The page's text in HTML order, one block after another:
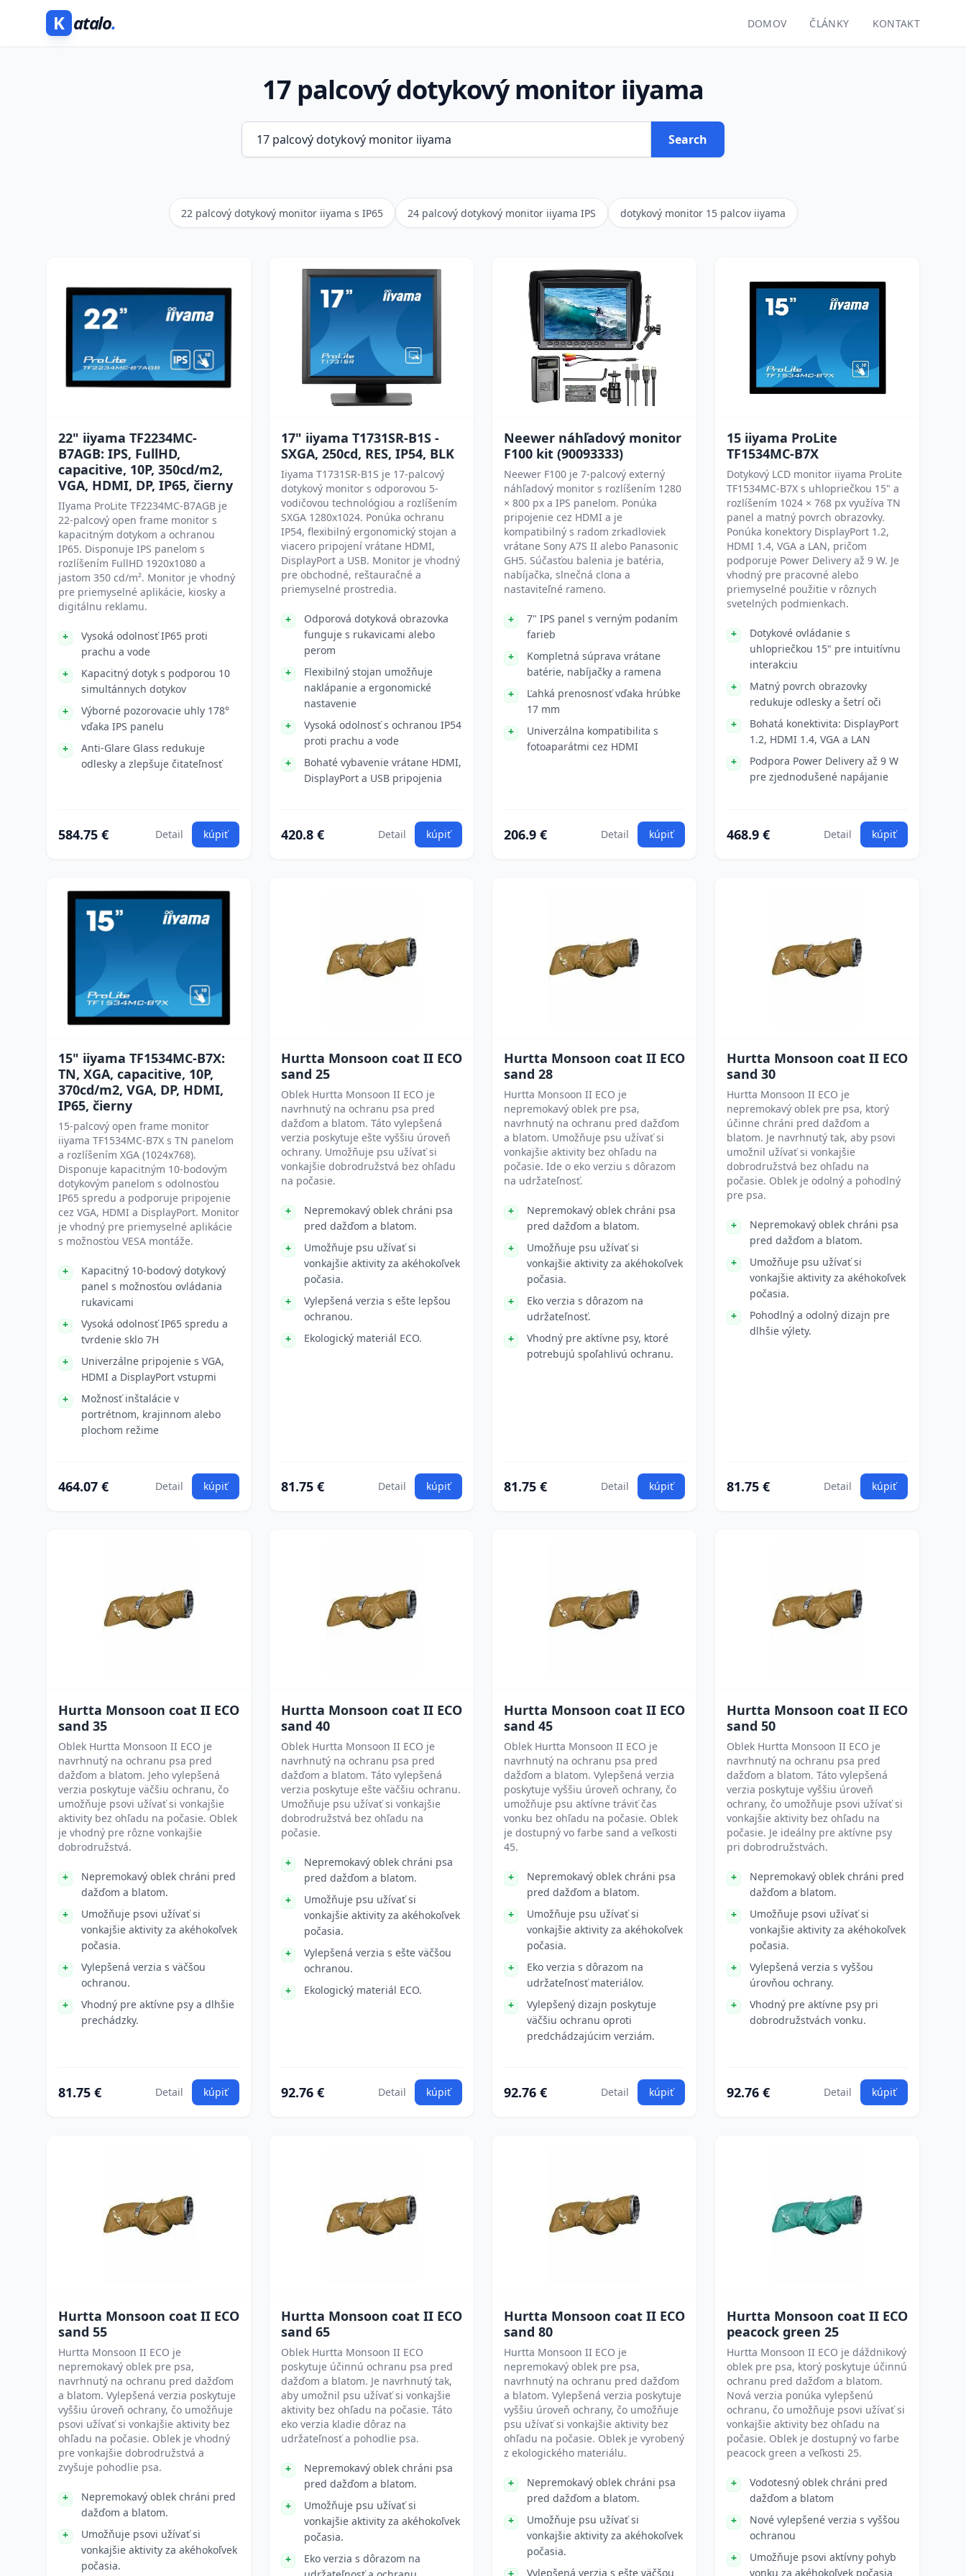
K atalo. DOMOV ČLÁNKY KONTAKT
17 palcový dotykový monitor iiyama
Search
22 palcový dotykový monitor iiyama s IP65 24 palcový dotykový monitor iiyama IPS dotykový monitor 15 palcov iiyama
22" iiyama TF2234MC-
B7AGB: IPS, FullHD,
capacitive, 10P, 350cd/m2,
VGA, HDMI, DP, IP65, čierny
IIyama ProLite TF2234MC-B7AGB je
22-palcový open frame monitor s
kapacitným dotykom a ochranou
IP65. Disponuje IPS panelom s
rozlíšením FullHD 1920x1080 a
jastom 350 cd/m². Monitor je vhodný
pre priemyselné aplikácie, kiosky a
digitálnu reklamu.
Vysoká odolnosť IP65 proti
prachu a vode
Kapacitný dotyk s podporou 10
simultánnych dotykov
Výborné pozorovacie uhly 178°
vďaka IPS panelu
Anti-Glare Glass redukuje
odlesky a zlepšuje čitateľnosť
584.75 € Detail kúpiť
17" iiyama T1731SR-B1S -
SXGA, 250cd, RES, IP54, BLK
Iiyama T1731SR-B1S je 17-palcový
dotykový monitor s odporovou 5-
vodičovou technológiou a rozlíšením
SXGA 1280x1024. Ponúka ochranu
IP54, flexibilný ergonomický stojan a
viacero pripojení vrátane HDMI,
DisplayPort a USB. Monitor je vhodný
pre obchodné, reštauračné a
priemyselné prostredia.
Odporová dotyková obrazovka
funguje s rukavicami alebo
perom
Flexibilný stojan umožňuje
naklápanie a ergonomické
nastavenie
Vysoká odolnosť s ochranou IP54
proti prachu a vode
Bohaté vybavenie vrátane HDMI,
DisplayPort a USB pripojenia
420.8 € Detail kúpiť
Neewer náhľadový monitor
F100 kit (90093333)
Neewer F100 je 7-palcový externý
náhľadový monitor s rozlíšením 1280
× 800 px a IPS panelom. Ponúka
pripojenie cez HDMI a je
kompatibilný s radom zrkadloviek
vrátane Sony A7S II alebo Panasonic
GH5. Súčasťou balenia je batéria,
nabíjačka, slnečná clona a
nastaviteľné rameno.
7" IPS panel s verným podaním
farieb
Kompletná súprava vrátane
batérie, nabíjačky a ramena
Ľahká prenosnosť vďaka hrúbke
17 mm
Univerzálna kompatibilita s
fotoaparátmi cez HDMI
206.9 € Detail kúpiť
15 iiyama ProLite
TF1534MC-B7X
Dotykový LCD monitor iiyama ProLite
TF1534MC-B7X s uhlopriečkou 15" a
rozlíšením 1024 × 768 px využíva TN
panel a matný povrch obrazovky.
Ponúka konektory DisplayPort 1.2,
HDMI 1.4, VGA a LAN, pričom
podporuje Power Delivery až 9 W. Je
vhodný pre pracovné alebo
priemyselné použitie v rôznych
svetelných podmienkach.
Dotykové ovládanie s
uhlopriečkou 15" pre intuitívnu
interakciu
Matný povrch obrazovky
redukuje odlesky a šetrí oči
Bohatá konektivita: DisplayPort
1.2, HDMI 1.4, VGA a LAN
Podpora Power Delivery až 9 W
pre zjednodušené napájanie
468.9 € Detail kúpiť
15" iiyama TF1534MC-B7X:
TN, XGA, capacitive, 10P,
370cd/m2, VGA, DP, HDMI,
IP65, čierny
15-palcový open frame monitor
iiyama TF1534MC-B7X s TN panelom
a rozlíšením XGA (1024x768).
Disponuje kapacitným 10-bodovým
dotykovým panelom s odolnosťou
IP65 spredu a podporuje pripojenie
cez VGA, HDMI a DisplayPort. Monitor
je vhodný pre priemyselné aplikácie
s možnosťou VESA montáže.
Kapacitný 10-bodový dotykový
panel s možnosťou ovládania
rukavicami
Vysoká odolnosť IP65 spredu a
tvrdenie sklo 7H
Univerzálne pripojenie s VGA,
HDMI a DisplayPort vstupmi
Možnosť inštalácie v
portrétnom, krajinnom alebo
plochom režime
464.07 € Detail kúpiť
Hurtta Monsoon coat II ECO
sand 25
Oblek Hurtta Monsoon II ECO je
navrhnutý na ochranu psa pred
dažďom a blatom. Táto vylepšená
verzia poskytuje ešte vyššiu úroveň
ochrany. Umožňuje psu užívať si
vonkajšie dobrodružstvá bez ohľadu
na počasie.
Nepremokavý oblek chráni psa
pred dažďom a blatom.
Umožňuje psu užívať si
vonkajšie aktivity za akéhokoľvek
počasia.
Vylepšená verzia s ešte lepšou
ochranou.
Ekologický materiál ECO.
81.75 € Detail kúpiť
Hurtta Monsoon coat II ECO
sand 28
Hurtta Monsoon II ECO je
nepremokavý oblek pre psa,
navrhnutý na ochranu pred dažďom
a blatom. Umožňuje psu užívať si
vonkajšie aktivity bez ohľadu na
počasie. Ide o eko verziu s dôrazom
na udržateľnosť.
Nepremokavý oblek chráni psa
pred dažďom a blatom.
Umožňuje psu užívať si
vonkajšie aktivity za akéhokoľvek
počasia.
Eko verzia s dôrazom na
udržateľnosť.
Vhodný pre aktívne psy, ktoré
potrebujú spoľahlivú ochranu.
81.75 € Detail kúpiť
Hurtta Monsoon coat II ECO
sand 30
Hurtta Monsoon II ECO je
nepremokavý oblek pre psa, ktorý
účinne chráni pred dažďom a
blatom. Je navrhnutý tak, aby psovi
umožnil užívať si vonkajšie
dobrodružstvá bez ohľadu na
počasie. Oblek je odolný a pohodlný
pre psa.
Nepremokavý oblek chráni psa
pred dažďom a blatom.
Umožňuje psu užívať si
vonkajšie aktivity za akéhokoľvek
počasia.
Pohodlný a odolný dizajn pre
dlhšie výlety.
81.75 € Detail kúpiť
Hurtta Monsoon coat II ECO
sand 35
Oblek Hurtta Monsoon II ECO je
navrhnutý na ochranu psa pred
dažďom a blatom. Jeho vylepšená
verzia poskytuje väčšiu ochranu, čo
umožňuje psovi užívať si vonkajšie
aktivity bez ohľadu na počasie. Oblek
je vhodný pre rôzne vonkajšie
dobrodružstvá.
Nepremokavý oblek chráni pred
dažďom a blatom.
Umožňuje psovi užívať si
vonkajšie aktivity za akéhokoľvek
počasia.
Vylepšená verzia s väčšou
ochranou.
Vhodný pre aktívne psy a dlhšie
prechádzky.
81.75 € Detail kúpiť
Hurtta Monsoon coat II ECO
sand 40
Oblek Hurtta Monsoon II ECO je
navrhnutý na ochranu psa pred
dažďom a blatom. Táto vylepšená
verzia poskytuje ešte väčšiu ochranu.
Umožňuje psu užívať si vonkajšie
dobrodružstvá bez ohľadu na
počasie.
Nepremokavý oblek chráni psa
pred dažďom a blatom.
Umožňuje psu užívať si
vonkajšie aktivity za akéhokoľvek
počasia.
Vylepšená verzia s ešte väčšou
ochranou.
Ekologický materiál ECO.
92.76 € Detail kúpiť
Hurtta Monsoon coat II ECO
sand 45
Oblek Hurtta Monsoon II ECO je
navrhnutý na ochranu psa pred
dažďom a blatom. Vylepšená verzia
poskytuje vyššiu úroveň ochrany, čo
umožňuje psu aktívne tráviť čas
vonku bez ohľadu na počasie. Oblek
je dostupný vo farbe sand a veľkosti
45.
Nepremokavý oblek chráni psa
pred dažďom a blatom.
Umožňuje psu užívať si
vonkajšie aktivity za akéhokoľvek
počasia.
Eko verzia s dôrazom na
udržateľnosť materiálov.
Vylepšený dizajn poskytuje
väčšiu ochranu oproti
predchádzajúcim verziám.
92.76 € Detail kúpiť
Hurtta Monsoon coat II ECO
sand 50
Oblek Hurtta Monsoon II ECO je
navrhnutý na ochranu psa pred
dažďom a blatom. Táto vylepšená
verzia poskytuje vyššiu úroveň
ochrany, čo umožňuje psovi užívať si
vonkajšie aktivity bez ohľadu na
počasie. Je ideálny pre aktívne psy
pri dobrodružstvách.
Nepremokavý oblek chráni pred
dažďom a blatom.
Umožňuje psovi užívať si
vonkajšie aktivity za akéhokoľvek
počasia.
Vylepšená verzia s vyššou
úrovňou ochrany.
Vhodný pre aktívne psy pri
dobrodružstvách vonku.
92.76 € Detail kúpiť
Hurtta Monsoon coat II ECO
sand 55
Hurtta Monsoon II ECO je
nepremokavý oblek pre psa,
navrhnutý na ochranu pred dažďom
a blatom. Vylepšená verzia poskytuje
vyššiu úroveň ochrany, čo umožňuje
psovi užívať si vonkajšie aktivity bez
ohľadu na počasie. Oblek je vhodný
pre vonkajšie dobrodružstvá a
zvyšuje pohodlie psa.
Nepremokavý oblek chráni pred
dažďom a blatom.
Umožňuje psovi užívať si
vonkajšie aktivity za akéhokoľvek
počasia.
Hurtta Monsoon coat II ECO
sand 65
Oblek Hurtta Monsoon II ECO
poskytuje účinnú ochranu psa pred
dažďom a blatom. Je navrhnutý tak,
aby umožnil psu užívať si vonkajšie
aktivity bez ohľadu na počasie. Táto
eko verzia kladie dôraz na
udržateľnosť a pohodlie psa.
Nepremokavý oblek chráni psa
pred dažďom a blatom.
Umožňuje psu užívať si
vonkajšie aktivity za akéhokoľvek
počasia.
Eko verzia s dôrazom na
Hurtta Monsoon coat II ECO
sand 80
Hurtta Monsoon II ECO je
nepremokavý oblek pre psa,
navrhnutý na ochranu pred dažďom
a blatom. Vylepšená verzia poskytuje
vyššiu úroveň ochrany, čo umožňuje
psu užívať si vonkajšie aktivity bez
ohľadu na počasie. Oblek je vyrobený
z ekologického materiálu.
Nepremokavý oblek chráni psa
pred dažďom a blatom.
Umožňuje psu užívať si
vonkajšie aktivity za akéhokoľvek
počasia.
Vylepšená verzia s ešte väčšou
Hurtta Monsoon coat II ECO
peacock green 25
Hurtta Monsoon II ECO je dáždnikový
oblek pre psa, ktorý poskytuje účinnú
ochranu pred dažďom a blatom.
Nová verzia ponúka vylepšenú
ochranu, čo umožňuje psovi užívať si
vonkajšie aktivity bez ohľadu na
počasie. Oblek je dostupný vo farbe
peacock green a veľkosti 25.
Vodotesný oblek chráni pred
dažďom a blatom
Nové vylepšené verzia s vyššou
ochranou
Umožňuje psovi aktívny pohyb
vonku za akéhokoľvek počasia